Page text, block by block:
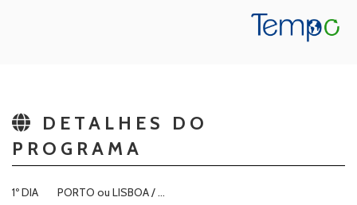
DETALHES DO
PROGRAMA
1º DIA PORTO ou LISBOA / …